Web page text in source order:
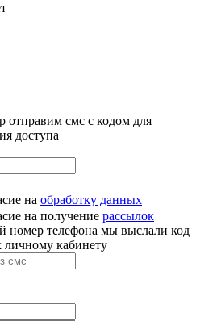
отправим смс с кодом для
доступа
на обработку данных
на получение рассылок
номер телефона мы выслали код
личному кабинету